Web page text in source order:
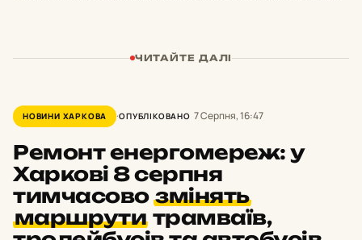
ЧИТАЙТЕ ДАЛІ
НОВИНИ ХАРКОВА ОПУБЛІКОВАНО 7 Серпня, 16:47
Ремонт енергомереж: у
Харкові 8 серпня
тимчасовозмінять
маршрутитрамваїв,